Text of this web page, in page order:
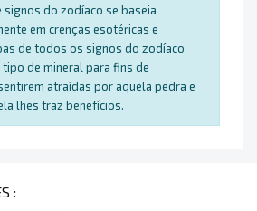
signos do zodíaco se baseia
em crenças esotéricas e
de todos os signos do zodíaco
de mineral para fins de
atraídas por aquela pedra e
lhes traz benefícios.
: